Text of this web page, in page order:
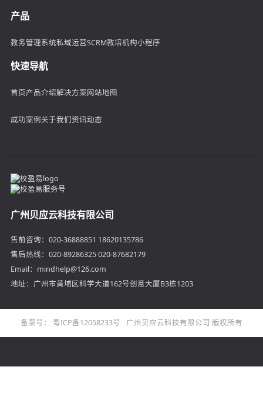
产品
教务管理系统私域运营SCRM教培机构小程序
快速导航
首页产品介绍解决方案网站地图
成功案例关于我们资讯动态
广州贝应云科技有限公司
售前咨询：020-36888851 18620135786
售后热线：020-89286325 020-87682179
Email：mindhelp@126.com
地址：广州市黄埔区科学大道162号创意大厦B3栋1203
备案号： 粤ICP备12058233号 广州贝应云科技有限公司 版权所有